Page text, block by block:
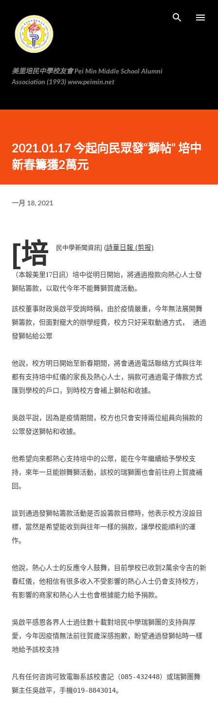
美里培民中學校友會 Pei Min Middle School Alumni
Association (1993) www.peimin.net
2021.01.17 今起向民眾發“獅帖” 培中
新春籌獲2萬元
一月 18, 2021
[培 民中學新聞資訊] (
（本報美里17日訊）培中從明日開始， 將通過撥款向熱心人士發
獅貼籌款，以取代今年不能舞獅賀歲活動。
該校董事財政吳啟平受詢時稱，由於疫情嚴重， 今年無法展開舞
獅籌款，但面對寵大的辦學經費， 校方只好采取動通方式， 通過
發獅帖給公眾
他說，校方明日開始至新春期間， 將會通過電話聯絡方式與往年
都有支持培中紅儀的家長及熱心人士， 捐款可通過電子傳款方式
匯到學校的戶口， 到時校方會補上獅帖和收據。
吳啟平說，因為是疫情期間， 校方也只會安排兩位組員向捐款的
公眾發送獅帖和收據。
他希望向來都熱心支持培中的公眾，能在今年繼續給予學校支
持， 來年一旦能辦舞獅活動，該校的瑞獅團也會前往府上賀歲補
回。
談到通過發獅帖籌款活動是否設籌款目標時，他表示校方沒設目
標， 當然是希望能收到與往年一樣的捐款，讓學校能順利的運
作。
他說，熱心人士的反應令人鼓舞，
目前學校已收到2萬余令吉的新
春紅儀， 他相信有很多收入不受影響的熱心人士仍會支持校方，
有影響的商家和熱心人士也會根據能力給予捐款。
吳啟平感恩各界人士過往數十載對培民中學瑞獅團的支持與厚
愛， 今年因疫情無法前往賀歲深感抱歉，
盼望通過發獅帖時一樣
地給予該校支持
凡有任何咨詢可致電聯系該校書記（085-432448） 或瑞獅團舞